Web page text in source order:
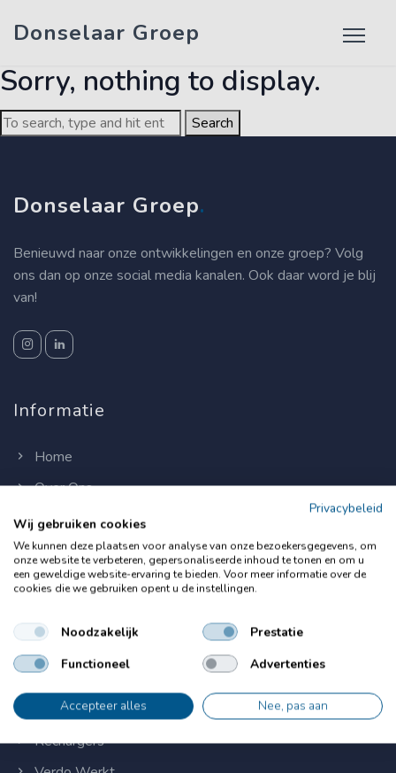
Donselaar Groep
Tag Archive: 123
Sorry, nothing to display.
Search
Donselaar Groep.
Benieuwd naar onze ontwikkelingen en onze groep? Volg
ons dan op onze social media kanalen. Ook daar word je blij
van!
Informatie
Home
Over Ons
Werken bij
Contact
Onze bedrijven
Donselaar Structures
Outstanding
Rechargers
Privacybeleid
Wij gebruiken cookies
We kunnen deze plaatsen voor analyse van onze bezoekersgegevens, om
onze website te verbeteren, gepersonaliseerde inhoud te tonen en om u
een geweldige website-ervaring te bieden. Voor meer informatie over de
cookies die we gebruiken opent u de instellingen.
Noodzakelijk
Prestatie
Functioneel
Advertenties
Accepteer alles Nee, pas aan